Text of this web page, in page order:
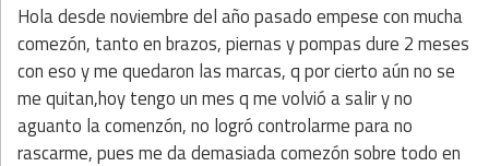
Hola desde noviembre del año pasado empese con mucha
comezón, tanto en brazos, piernas y pompas dure 2 meses
con eso y me quedaron las marcas, q por cierto aún no se
me quitan,hoy tengo un mes q me volvió a salir y no
aguanto la comenzón, no logró controlarme para no
rascarme, pues me da demasiada comezón sobre todo en